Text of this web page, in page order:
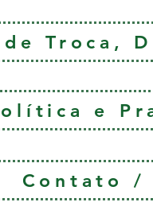
Troca,
e
Contato /